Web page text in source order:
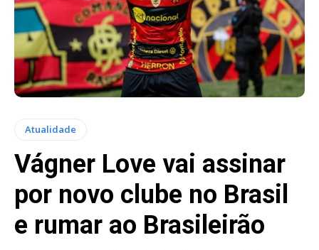
Atualidade
Vágner Love vai assinar
por novo clube no Brasil
e rumar ao Brasileirão